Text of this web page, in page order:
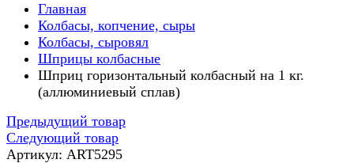
Главная
Колбасы, копчение, сыры
Колбасы, сыровял
Шприцы колбасные
Шприц горизонтальный колбасный на 1 кг.
(аллюминиевый сплав)
Предыдущий товар
Следующий товар
Артикул: ART5295